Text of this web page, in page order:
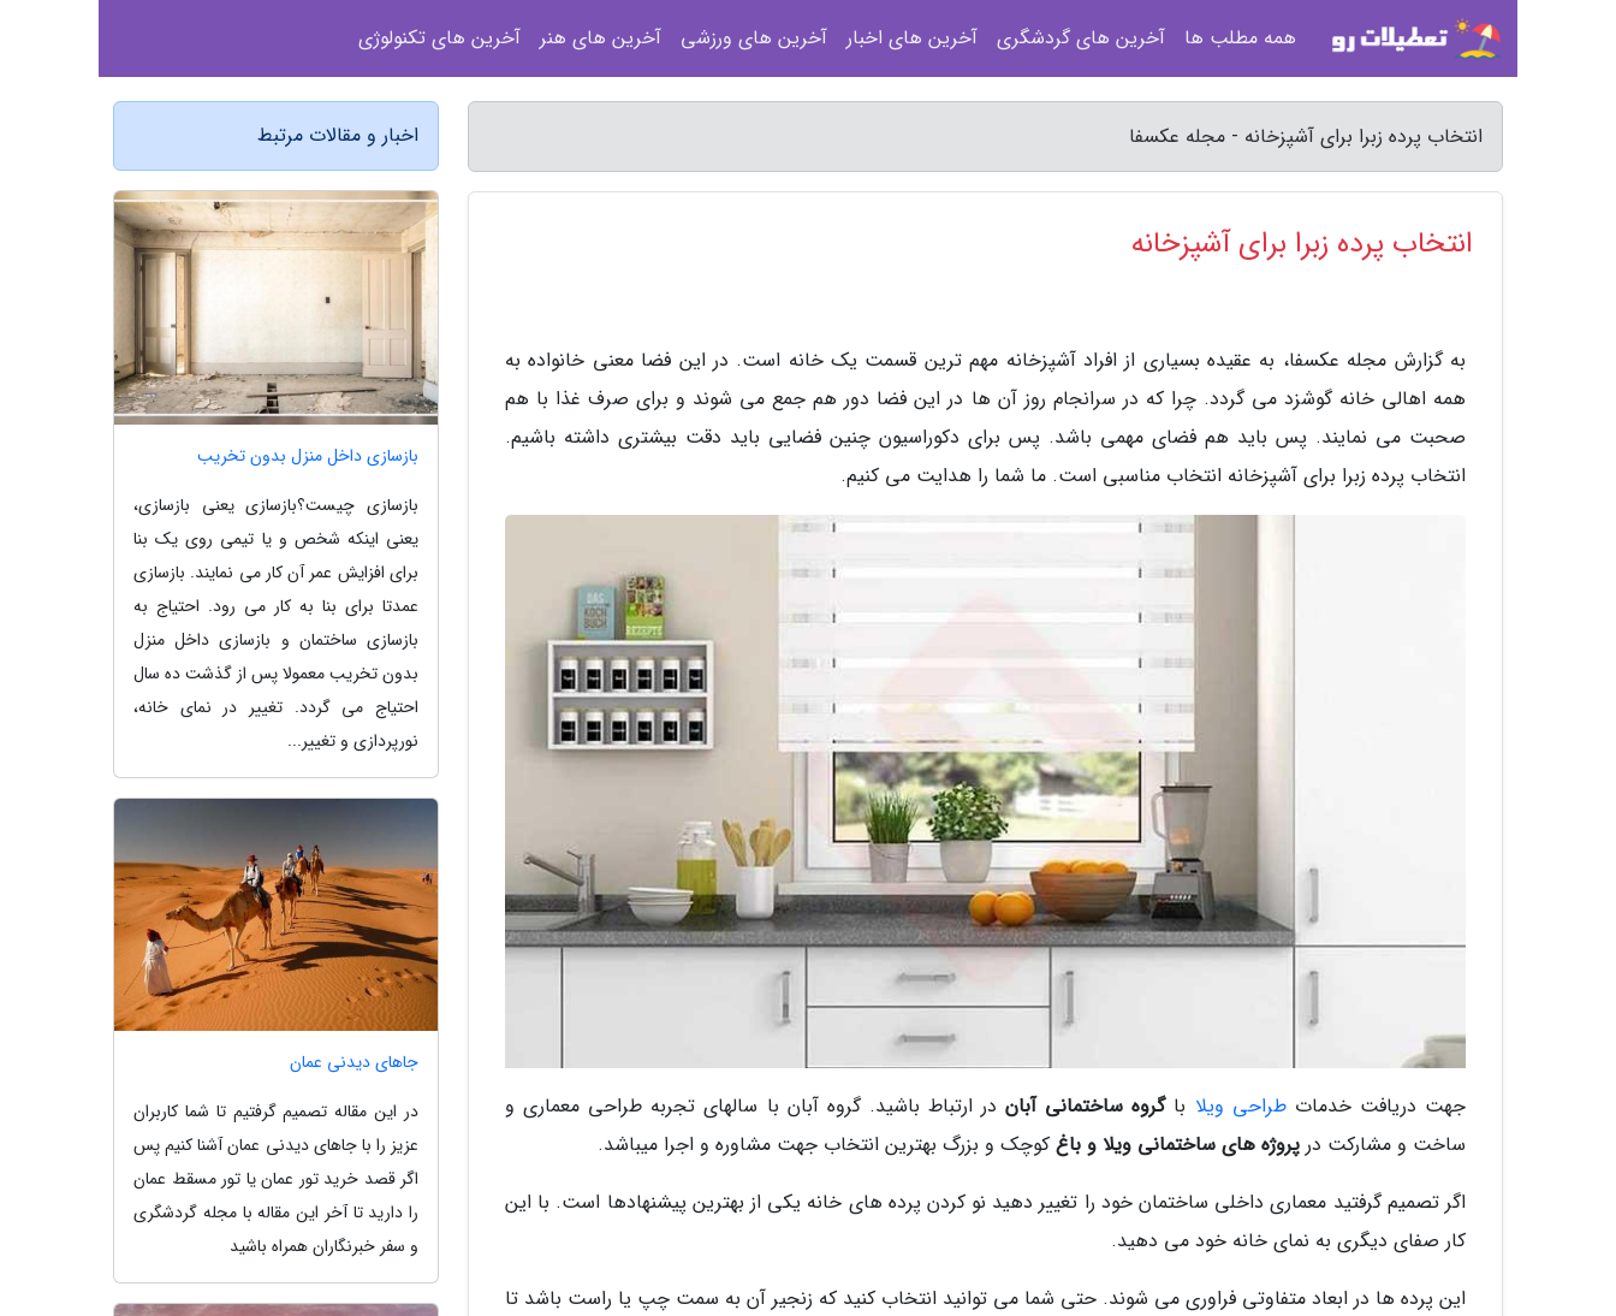
انتخاب پرده زبرا برای آشپزخانه - مجله عکسفا
انتخاب پرده زبرا برای آشپزخانه
به گزارش مجله عکسفا، به عقیده بسیاری از افراد آشپزخانه مهم ترین قسمت یک خانه است. در این فضا معنی خانواده به
همه اهالی خانه گوشزد می گردد. چرا که در سرانجام روز آن ها در این فضا دور هم جمع می شوند و برای صرف غذا با هم
صحبت می نمایند. پس باید هم فضای مهمی باشد. پس برای دکوراسیون چنین فضایی باید دقت بیشتری داشته باشیم.
انتخاب پرده زبرا برای آشپزخانه انتخاب مناسبی است. ما شما را هدایت می کنیم.
جهت دریافت خدماتطراحی ویلا باگروه ساختمانی آباندر ارتباط باشید. گروه آبان با سالهای تجربه طراحی معماری و
ساخت و مشارکت در پروژه های ساختمانی ویلا و باغ کوچک و بزرگ بهترین انتخاب جهت مشاوره و اجرا میباشد.
اگر تصمیم گرفتید معماری داخلی ساختمان خود را تغییر دهید نو کردن پرده های خانه یکی از بهترین پیشنهادها است. با این
کار صفای دیگری به نمای خانه خود می دهید.
این پرده ها در ابعاد متفاوتی فراوری می شوند. حتی شما می توانید انتخاب کنید که زنجیر آن به سمت چپ یا راست باشد تا
اخبار و مقالات مرتبط
بازسازی داخل منزل بدون تخریب
بازسازی چیست؟بازسازی یعنی بازسازی،
یعنی اینکه شخص و یا تیمی روی یک بنا
برای افزایش عمر آن کار می نمایند. بازسازی
عمدتا برای بنا به کار می رود. احتیاج به
بازسازی ساختمان و بازسازی داخل منزل
بدون تخریب معمولا پس از گذشت ده سال
احتیاج می گردد. تغییر در نمای خانه،
نورپردازی و تغییر...
جاهای دیدنی عمان
در این مقاله تصمیم گرفتیم تا شما کاربران
عزیز را با جاهای دیدنی عمان آشنا کنیم پس
اگر قصد خرید تور عمان یا تور مسقط عمان
را دارید تا آخر این مقاله با مجله گردشگری
و سفر خبرنگاران همراه باشید
همه مطلب ها آخرین های گردشگری آخرین های اخبار آخرین های ورزشی آخرین های هنر آخرین های تکنولوژی